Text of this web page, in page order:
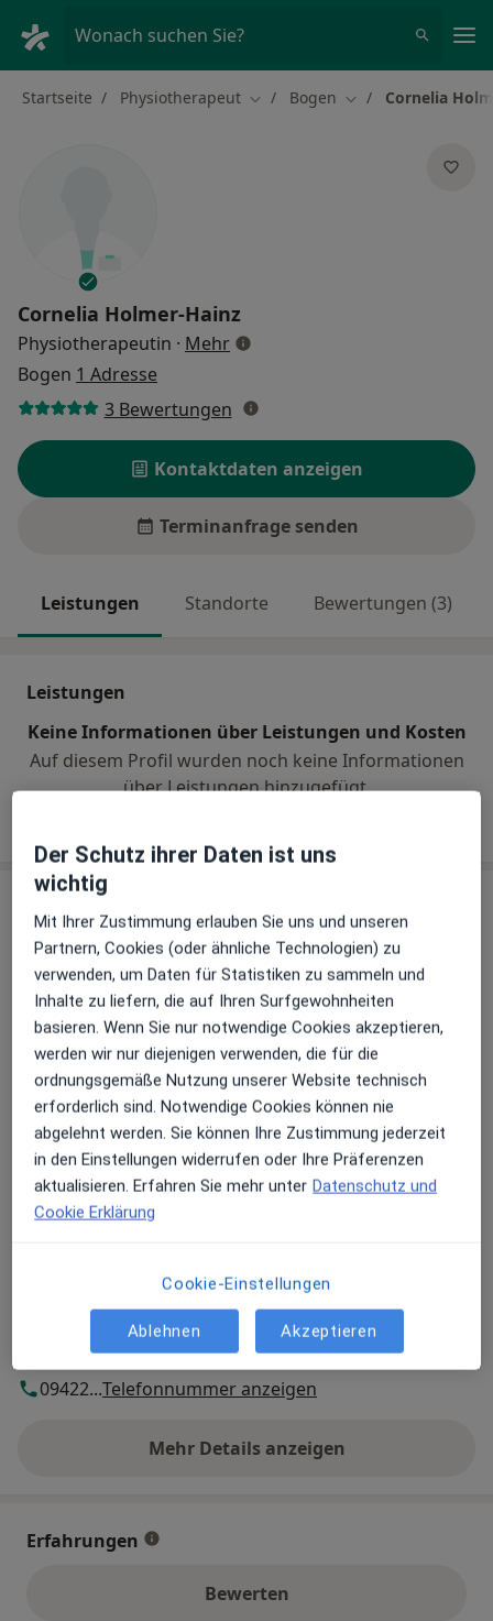
Wonach suchen Sie?
Startseite Physiotherapeut Stadt ändern
Bogen Stadt ändern
Cornelia
Cornelia Holmer-Hainz
Physiotherapeutin · Mehrüber Spezialisierungen
Bogen 1 Adresse
3 Bewertungen
Kontaktdaten anzeigen
Terminanfrage senden
Leistungen Standorte Bewertungen (3)
Leistungen
Keine Informationen über Leistungen und Kosten
Auf diesem Profil wurden noch keine Informationen
über Leistungen hinzugefügt.
Praxis
Praxis Cornelia Holmer-Hainz
Physiotherapie
Stadtplatz 23,94327Bogen
Zu Google Mapsöffnet in einer neuen
Verfügbarkeit
Cornelia Holmer-Hainz bietet an diesem Standort
über Jameda keine Online-Terminbuchung an
Akzeptierte Versicherungen
Details
Telefonnummer
09422...Telefonnummer anzeigen
Mehr Details anzeigen
über die Adresse
Erfahrungen
Bewerten
Der Schutz ihrer Daten ist uns
wichtig
Mit Ihrer Zustimmung erlauben Sie uns und unseren
Partnern, Cookies (oder ähnliche Technologien) zu
verwenden, um Daten für Statistiken zu sammeln und
Inhalte zu liefern, die auf Ihren Surfgewohnheiten
basieren. Wenn Sie nur notwendige Cookies akzeptieren,
werden wir nur diejenigen verwenden, die für die
ordnungsgemäße Nutzung unserer Website technisch
erforderlich sind. Notwendige Cookies können nie
abgelehnt werden. Sie können Ihre Zustimmung jederzeit
in den Einstellungen widerrufen oder Ihre Präferenzen
aktualisieren. Erfahren Sie mehr unter Datenschutz und
Cookie Erklärung
Cookie-Einstellungen
Ablehnen Akzeptieren